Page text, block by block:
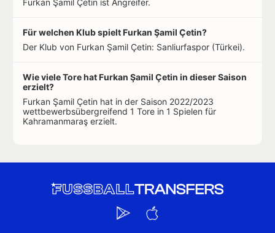
Furkan Şamil Çetin ist Angreifer.
Für welchen Klub spielt Furkan Şamil Çetin?
Der Klub von Furkan Şamil Çetin: Sanliurfaspor (Türkei).
Wie viele Tore hat Furkan Şamil Çetin in dieser Saison
erzielt?
Furkan Şamil Çetin hat in der Saison 2022/2023
wettbewerbsübergreifend 1 Tore in 1 Spielen für
Kahramanmaraş erzielt.